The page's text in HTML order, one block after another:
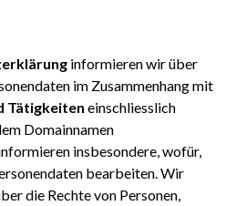
informieren wir über
im Zusammen­hang mit
Tätigkeiten einschliesslich
Domain­namen
insbesondere, wofür,
bearbeiten. Wir
die Rechte von Personen,